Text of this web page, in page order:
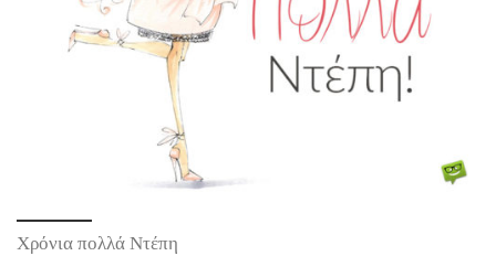
Χρόνια πολλά Ντέπη